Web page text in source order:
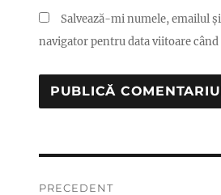
Salvează-mi numele, emailul
navigator pentru data viitoare când
PRECEDENT